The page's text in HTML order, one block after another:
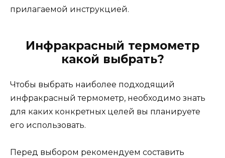
прилагаемой инструкцией.
Инфракрасный термометр
какой выбрать?
Чтобы выбрать наиболее подходящий
инфракрасный термометр, необходимо знать
для каких конкретных целей вы планируете
его использовать.
Перед выбором рекомендуем составить